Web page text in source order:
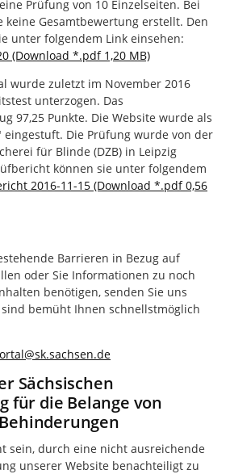
Prüfung von 10 Einzelseiten. Bei
Gesamtbewertung erstellt. Den
unter folgendem Link einsehen:
(Download *.pdf 1,20 MB)
wurde zuletzt im November 2016
unterzogen. Das
97,25 Punkte. Die Website wurde als
Die Prüfung wurde von der
für Blinde (DZB) in Leipzig
können sie unter folgendem
2016-11-15 (Download *.pdf 0,56
Barrieren in Bezug auf
oder Sie Informationen zu noch
benötigen, senden Sie uns
bemüht Ihnen schnellstmöglich
Sächsischen
für die Belange von
sein, durch eine nicht ausreichende
unserer Website benachteiligt zu